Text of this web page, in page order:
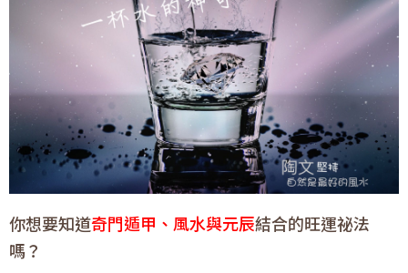
你想要知道奇門遁甲、風水與元辰結合的旺運祕法
嗎？